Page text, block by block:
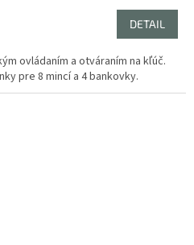
DETAIL
ovládaním a otváraním na kľúč.
pre 8 mincí a 4 bankovky.